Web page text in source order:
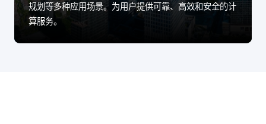
规划等多种应用场景。为用户提供可靠、高效和安全的计
算服务。